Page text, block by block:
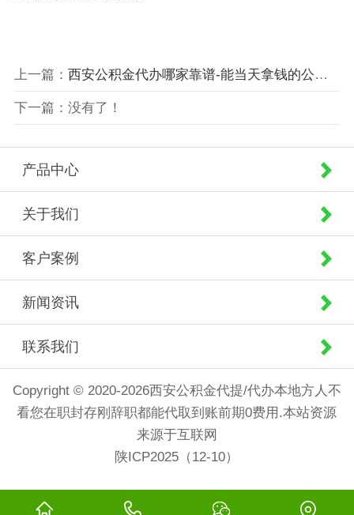
上一篇： 西安公积金代办哪家靠谱-能当天拿钱的公司？
下一篇：没有了！
产品中心
关于我们
客户案例
新闻资讯
联系我们
Copyright © 2020-2026西安公积金代提/代办本地方人不
看您在职封存刚辞职都能代取到账前期0费用.本站资源
来源于互联网
陕ICP2025（12-10）